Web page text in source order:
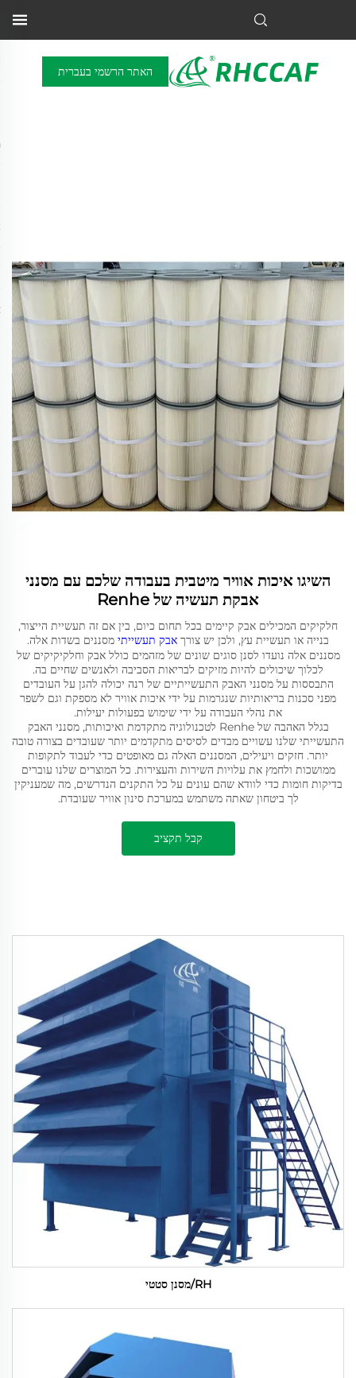
האתר הרשמי בעברית
השיגו איכות אוויר מיטבית בעבודה שלכם עם מסנני
אבקת תעשיה של Renhe
חלקיקים המכילים אבק קיימים בכל תחום כיום, בין אם זה תעשיית הייצור,
בנייה או תעשיית עץ, ולכן יש צורך אבק תעשייתי מסננים בשדות אלה.
מסננים אלה נועדו לסנן סוגים שונים של מזהמים כולל אבק וחלקיקיקים של
לכלוך שיכולים להיות מזיקים לבריאות הסביבה ולאנשים שחיים בה.
התבססות על מסנני האבק התעשייתיים של רנה יכולה להגן על העובדים
מפני סכנות בריאותיות שנגרמות על ידי איכות אוויר לא מספקת וגם לשפר
את נהלי העבודה על ידי שימוש בפעולות יעילות.
בגלל האהבה של Renhe לטכנולוגיה מתקדמת ואיכותות, מסנני האבק
התעשייתי שלנו עשויים מבדים לסיסים מתקדמים יותר שעובדים בצורה טובה
יותר. חזקים ויעילים, המסננים האלה גם מאופטים כדי לעבוד לתקופות
ממושכות ולחמץ את עלויות השירות והעצירות. כל המוצרים שלנו עוברים
בדיקות חומות כדי לוודא שהם עונים על כל התקנים הנדרשים, מה שמעניקין
לך ביטחון שאתה משתמש במערכת סינון אוויר שעובדת.
קבל תקציב
RH/מסנן סטטי